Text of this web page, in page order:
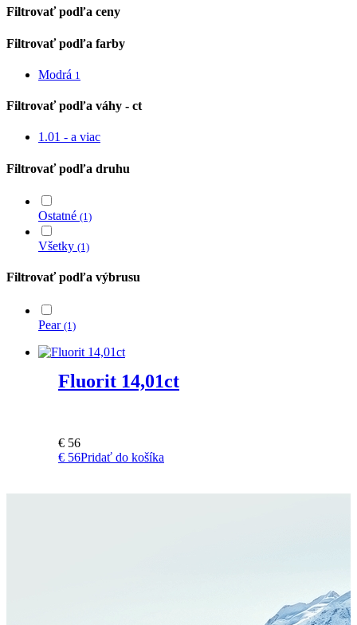
Close
Filtrovať podľa ceny
Filtrovať podľa farby
Modrá 1
Filtrovať podľa váhy - ct
1.01 - a viac
Filtrovať podľa druhu
Ostatné (1)
Všetky (1)
Filtrovať podľa výbrusu
Pear (1)
Fluorit 14,01ct
€ 56
€ 56Pridať do košíka